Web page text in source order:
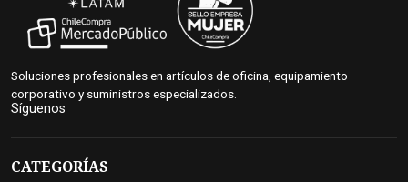
Soluciones profesionales en artículos de oficina, equipamiento
corporativo y suministros especializados.
Síguenos
CATEGORÍAS